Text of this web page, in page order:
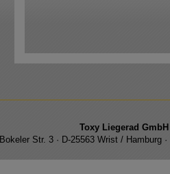
Toxy Liegerad GmbH
Bokeler Str. 3 · D-25563 Wrist / Hamburg